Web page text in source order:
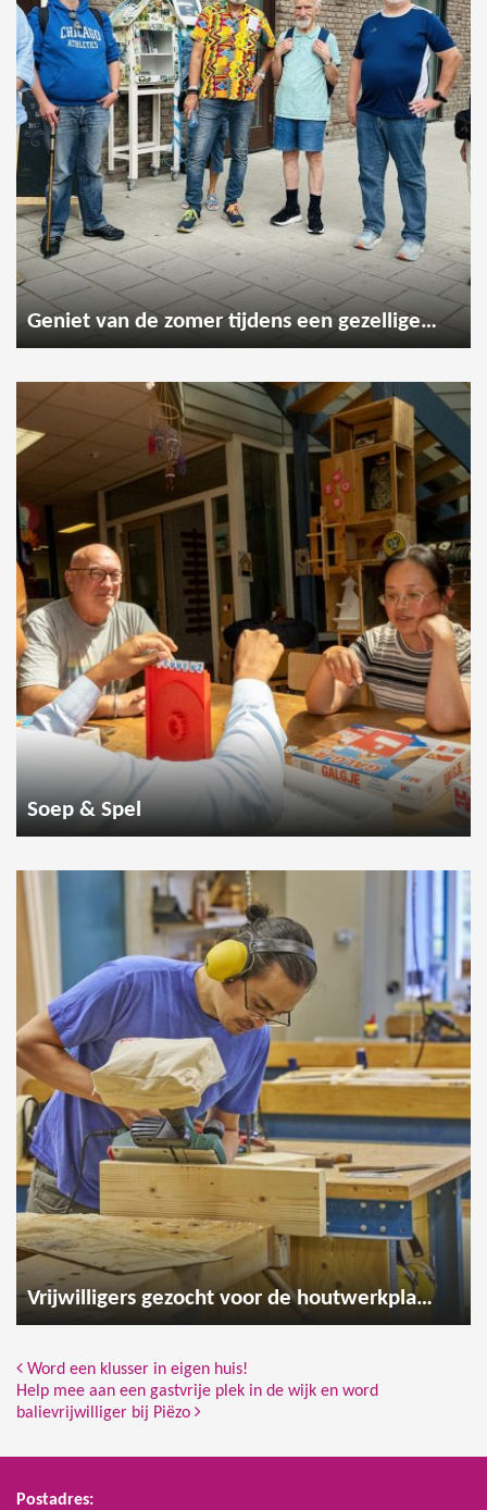
Geniet van de zomer tijdens een gezellige wandeling
Soep & Spel
Vrijwilligers gezocht voor de houtwerkplaats
Bericht Navigatie
Word een klusser in eigen huis!
Help mee aan een gastvrije plek in de wijk en word
balievrijwilliger bij Piëzo
Postadres: